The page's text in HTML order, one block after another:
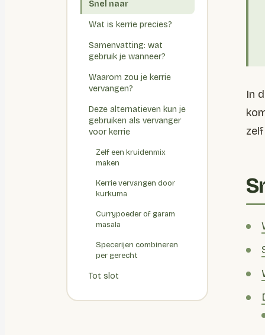
Snel naar
Wat is kerrie precies?
Samenvatting: wat
gebruik je wanneer?
Waarom zou je kerrie
vervangen?
Deze alternatieven kun je
gebruiken als vervanger
voor kerrie
Zelf een kruidenmix
maken
Kerrie vervangen door
kurkuma
Currypoeder of garam
masala
Specerijen combineren
per gerecht
Tot slot
In